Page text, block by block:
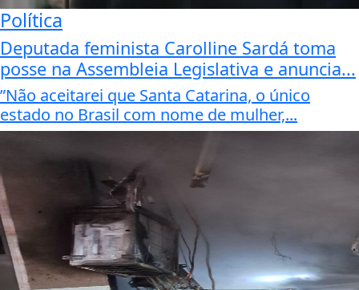
Política
Deputada feminista Carolline Sardá toma
posse na Assembleia Legislativa e anuncia...
”Não aceitarei que Santa Catarina, o único
estado no Brasil com nome de mulher,...